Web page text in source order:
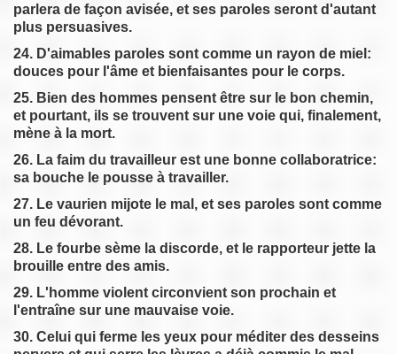
parlera de façon avisée, et ses paroles seront d'autant
plus persuasives.
24. D'aimables paroles sont comme un rayon de miel:
douces pour l'âme et bienfaisantes pour le corps.
25. Bien des hommes pensent être sur le bon chemin,
et pourtant, ils se trouvent sur une voie qui, finalement,
mène à la mort.
26. La faim du travailleur est une bonne collaboratrice:
sa bouche le pousse à travailler.
27. Le vaurien mijote le mal, et ses paroles sont comme
un feu dévorant.
28. Le fourbe sème la discorde, et le rapporteur jette la
brouille entre des amis.
29. L'homme violent circonvient son prochain et
l'entraîne sur une mauvaise voie.
30. Celui qui ferme les yeux pour méditer des desseins